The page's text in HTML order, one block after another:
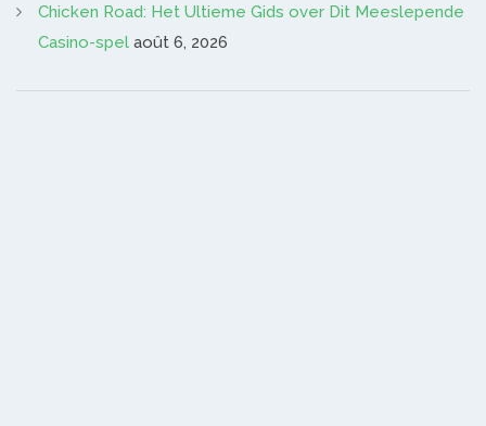
Chicken Road: Het Ultieme Gids over Dit Meeslepende
Casino-spel août 6, 2026